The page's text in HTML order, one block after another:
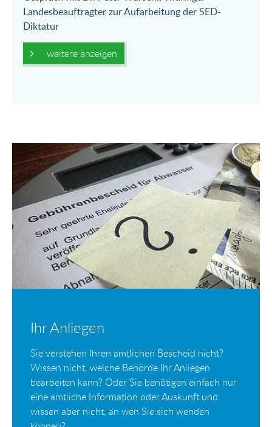
Landesbeauftragter zur Aufarbeitung der SED-
Diktatur
weitere anzeigen
Ihr Anliegen
Sie verstehen Ihren amtlichen Bescheid nicht?
Wissen nicht, welche Behörde Ihr Anliegen
bearbeiten kann? Oder Sie benötigen einfach nur
eine amtliche Information oder Auskunft und
wissen aber nicht, an wen Sie sich wenden